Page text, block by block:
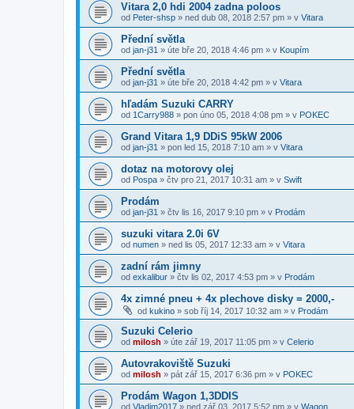
Vitara 2,0 hdi 2004 zadna poloos
od Peter-shsp » ned dub 08, 2018 2:57 pm » v Vitara
Přední světla
od jan-j31 » úte bře 20, 2018 4:46 pm » v Koupím
Přední světla
od jan-j31 » úte bře 20, 2018 4:42 pm » v Vitara
hľadám Suzuki CARRY
od 1Carry988 » pon úno 05, 2018 4:08 pm » v POKEC
Grand Vitara 1,9 DDiS 95kW 2006
od jan-j31 » pon led 15, 2018 7:10 am » v Vitara
dotaz na motorovy olej
od Pospa » čtv pro 21, 2017 10:31 am » v Swift
Prodám
od jan-j31 » čtv lis 16, 2017 9:10 pm » v Prodám
suzuki vitara 2.0i 6V
od numen » ned lis 05, 2017 12:33 am » v Vitara
zadní rám jimny
od exkalibur » čtv lis 02, 2017 4:53 pm » v Prodám
4x zimné pneu + 4x plechove disky = 2000,-
od kukino » sob říj 14, 2017 10:32 am » v Prodám
Suzuki Celerio
od milosh » úte zář 19, 2017 11:05 pm » v Celerio
Autovrakoviště Suzuki
od milosh » pát zář 15, 2017 6:36 pm » v POKEC
Prodám Wagon 1,3DDIS
od Vladim2017 » ned zář 03, 2017 5:52 pm » v Wagon